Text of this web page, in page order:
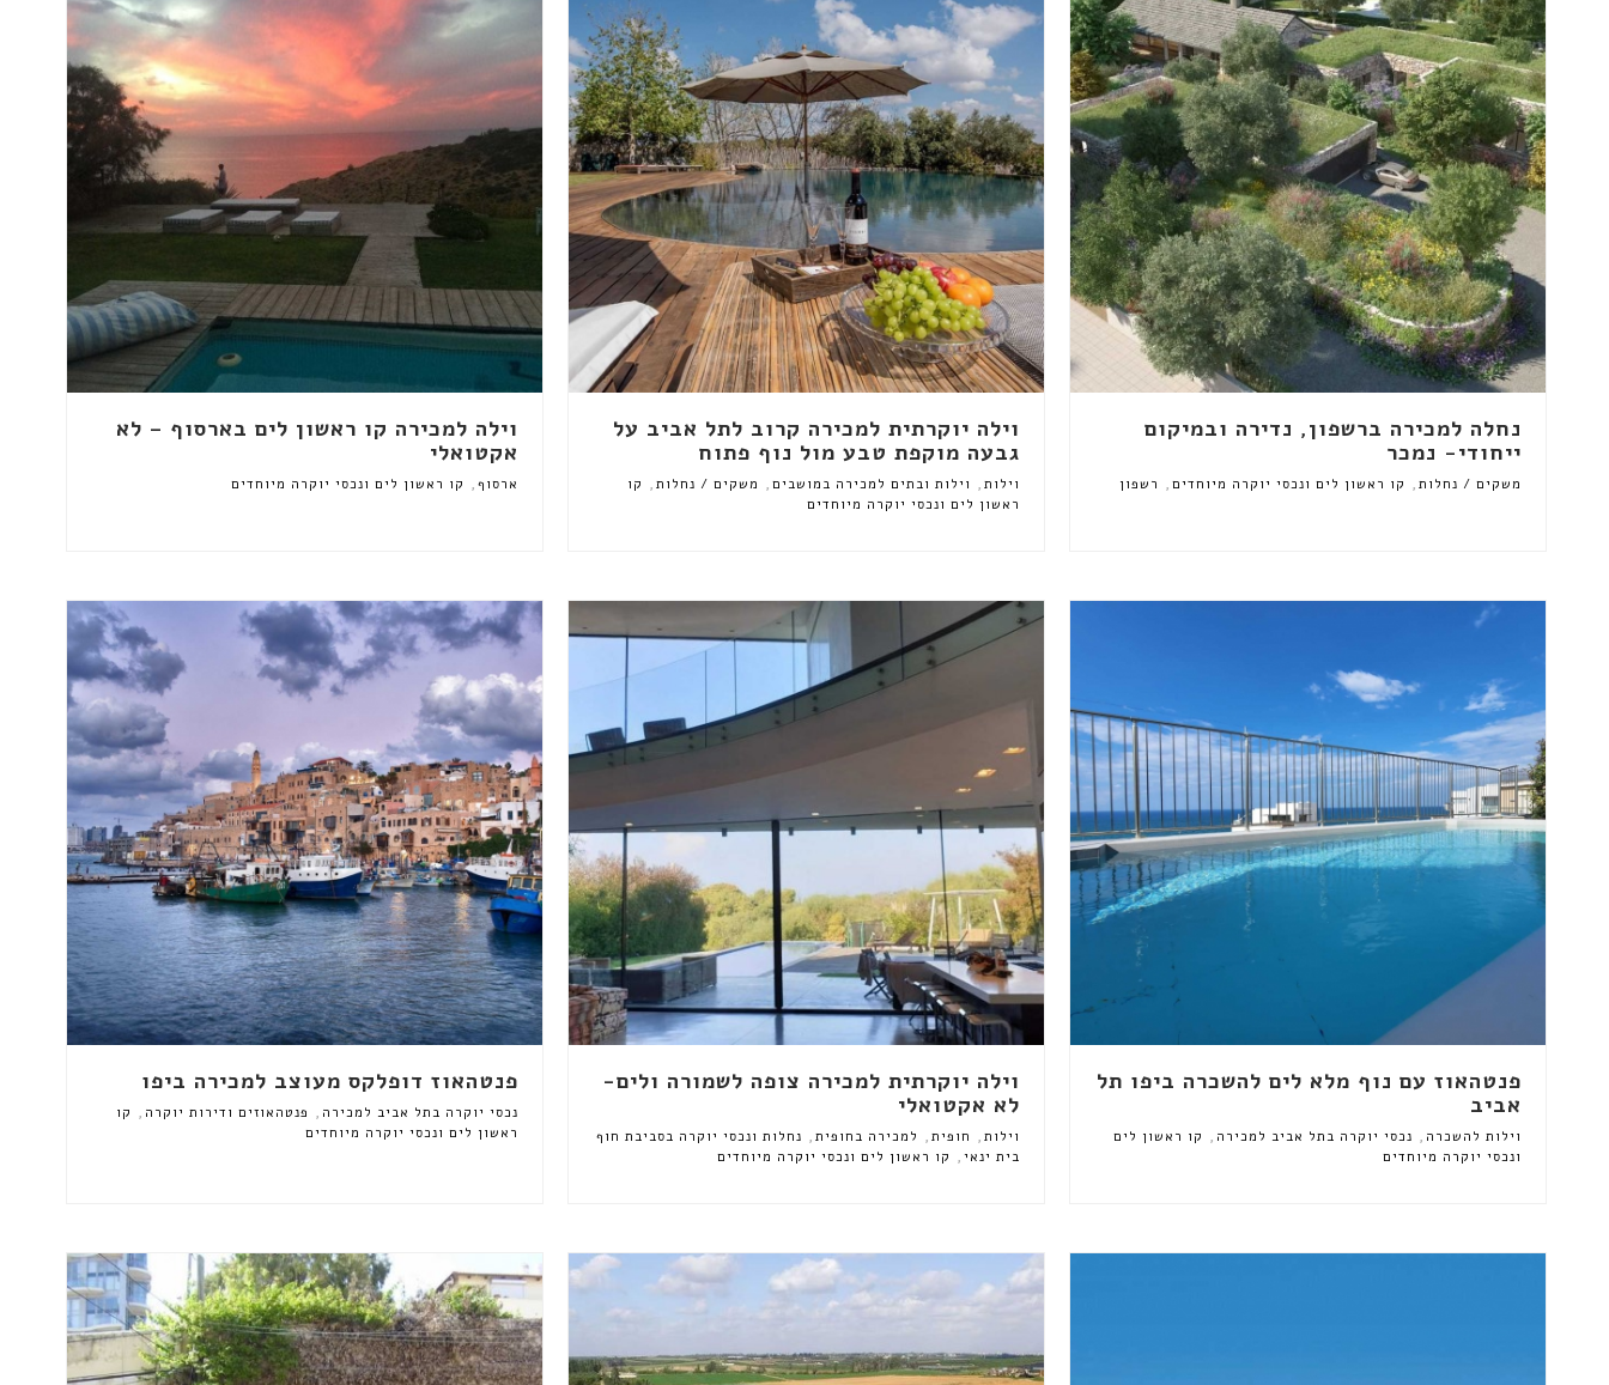
נחלה למכירה ברשפון, נדירה ובמיקום
ייחודי- נמכר
משקים / נחלות , קו ראשון לים ונכסי יוקרה מיוחדים , רשפון
וילה יוקרתית למכירה קרוב לתל אביב על
גבעה מוקפת טבע מול נוף פתוח
וילות , וילות ובתים למכירה במושבים , משקים / נחלות , קו
ראשון לים ונכסי יוקרה מיוחדים
וילה למכירה קו ראשון לים בארסוף – לא
אקטואלי
ארסוף , קו ראשון לים ונכסי יוקרה מיוחדים
פנטהאוז עם נוף מלא לים להשכרה ביפו תל
אביב
וילות להשכרה , נכסי יוקרה בתל אביב למכירה , קו ראשון לים
ונכסי יוקרה מיוחדים
וילה יוקרתית למכירה צופה לשמורה ולים-
לא אקטואלי
וילות , חופית , למכירה בחופית , נחלות ונכסי יוקרה בסביבת חוף
בית ינאי , קו ראשון לים ונכסי יוקרה מיוחדים
פנטהאוז דופלקס מעוצב למכירה ביפו
נכסי יוקרה בתל אביב למכירה , פנטהאוזים ודירות יוקרה , קו
ראשון לים ונכסי יוקרה מיוחדים